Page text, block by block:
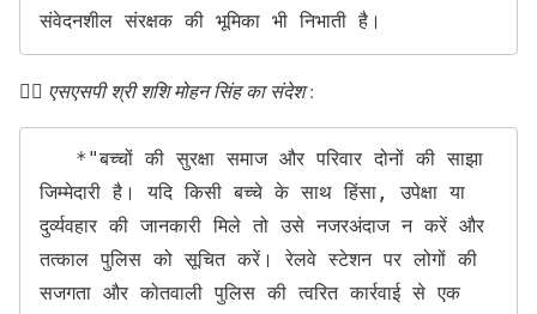
संवेदनशील संरक्षक की भूमिका भी निभाती है।
👉🏻 एसएसपी श्री शशि मोहन सिंह का संदेश:
जिम्मेदारी है। यदि किसी बच्चे के साथ हिंसा, उपेक्षा या
दुर्व्यवहार की जानकारी मिले तो उसे नजरअंदाज न करें और
तत्काल पुलिस को सूचित करें। रेलवे स्टेशन पर लोगों की
सजगता और कोतवाली पुलिस की त्वरित कार्रवाई से एक